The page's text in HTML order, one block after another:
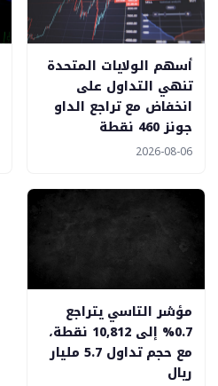
أسهم الولايات المتحدة
تنهي التداول على
انخفاض مع تراجع الداو
جونز 460 نقطة
2026-08-06
مؤشر التاسي يتراجع
0.7% إلى 10,812 نقطة،
مع حجم تداول 5.7 مليار
ريال